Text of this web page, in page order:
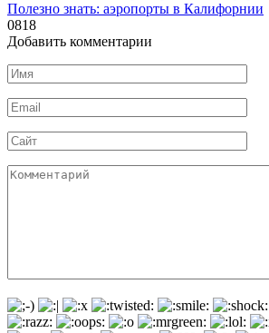
Полезно знать: аэропорты в Калифорнии
0818
Добавить комментарии
Имя
*
Email
*
Сайт
Комментарий